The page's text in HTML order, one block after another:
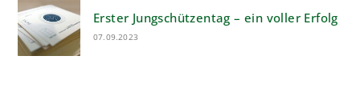
Erster Jungschützentag – ein voller Erfolg
07.09.2023